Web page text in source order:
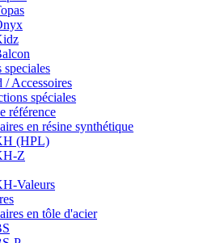
speciales
/ Accessoires
spéciales
référence
en résine synthétique
(HPL)
Z
Valeurs
en tôle d'acier